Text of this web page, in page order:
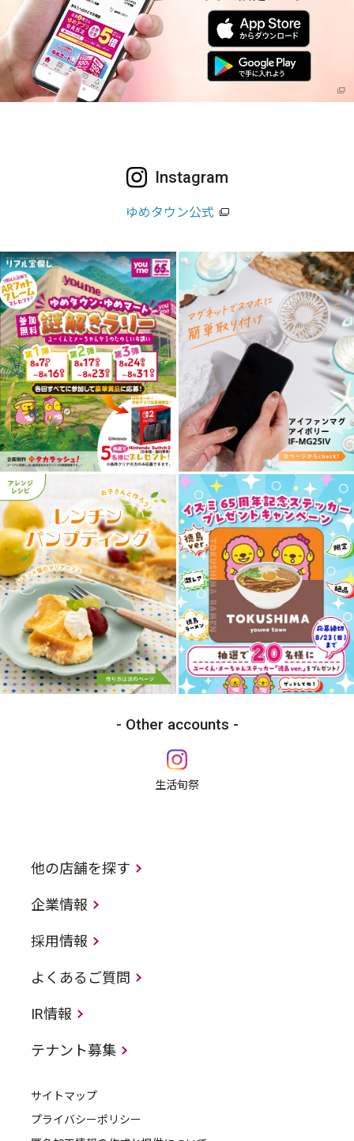
Instagram
ゆめタウン公式
Other accounts
生活旬祭
他の店舗を探す
企業情報
採用情報
よくあるご質問
IR情報
テナント募集
サイトマップ
プライバシーポリシー